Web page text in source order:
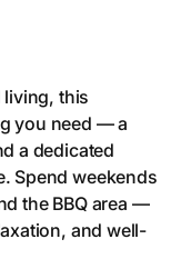
living, this
you need — a
a dedicated
Spend weekends
the BBQ area —
and well-